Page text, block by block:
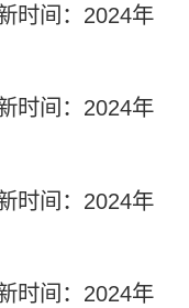
时间：2024年
时间：2024年
时间：2024年
时间：2024年